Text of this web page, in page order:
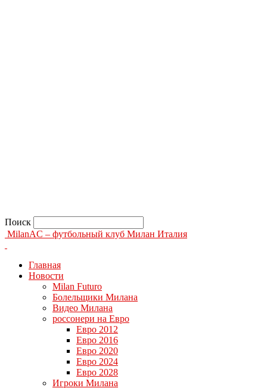
Поиск
MilanAC – футбольный клуб Милан Италия
Главная
Новости
Milan Futuro
Болельщики Милана
Видео Милана
россонери на Евро
Евро 2012
Евро 2016
Евро 2020
Евро 2024
Евро 2028
Игроки Милана